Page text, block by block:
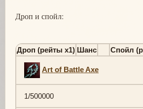
Дроп и спойл:
Дроп (рейты х1) Шанс Спойл
Art of Battle Axe
1/500000